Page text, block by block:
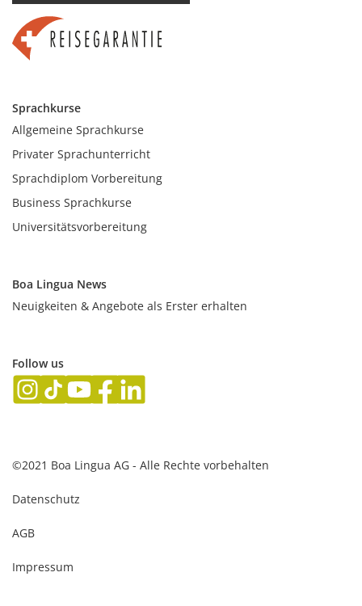
Sprachkurse
Allgemeine Sprachkurse
Privater Sprachunterricht
Sprachdiplom Vorbereitung
Business Sprachkurse
Universitätsvorbereitung
Boa Lingua News
Neuigkeiten & Angebote als Erster erhalten
Follow us
©2021 Boa Lingua AG - Alle Rechte vorbehalten
Datenschutz
AGB
Impressum